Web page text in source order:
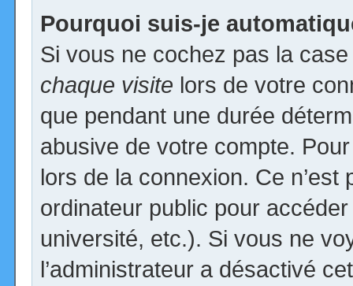
Pourquoi suis-je
Si vous ne cochez pas la
chaque visite lors de votre
que pendant une durée
abusive de votre compte.
lors de la connexion. Ce
ordinateur public pour
université, etc.). Si vous ne
l’administrateur a désactivé